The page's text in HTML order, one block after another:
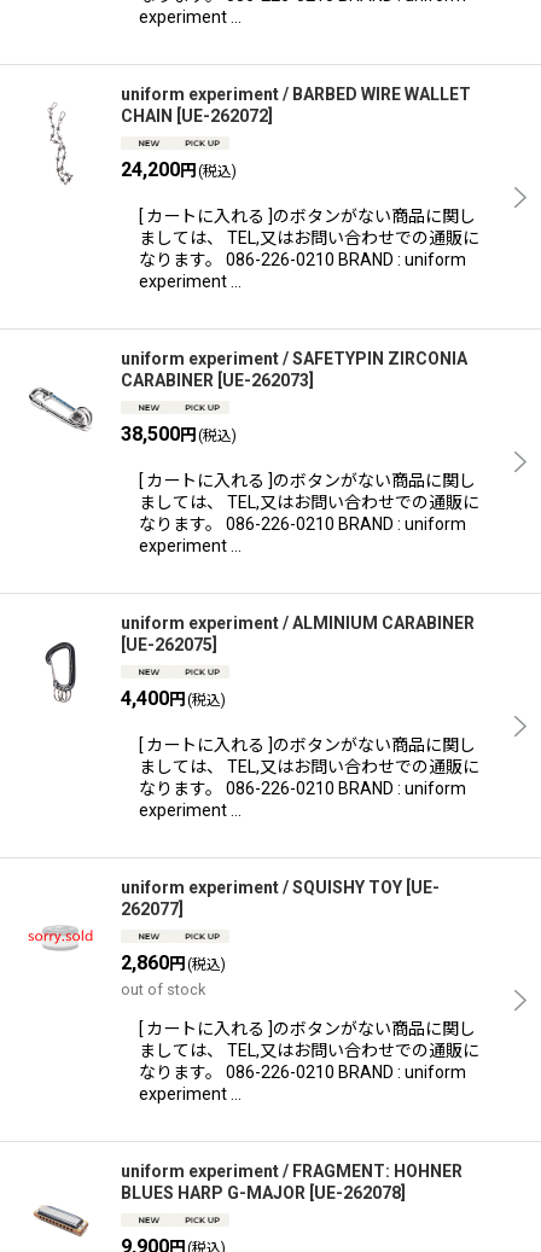
experiment …
uniform experiment / BARBED WIRE WALLET
CHAIN
UE-262072
24,200円 (税込)
[ カートに入れる ]のボタンがない商品に関し
ましては、 TEL,又はお問い合わせでの通販に
なります。 086-226-0210 BRAND : uniform
experiment …
uniform experiment / SAFETYPIN ZIRCONIA
CARABINER UE-262073
38,500円 (税込)
[ カートに入れる ]のボタンがない商品に関し
ましては、 TEL,又はお問い合わせでの通販に
なります。 086-226-0210 BRAND : uniform
experiment …
uniform experiment / ALMINIUM CARABINER
UE-262075
4,400円 (税込)
[ カートに入れる ]のボタンがない商品に関し
ましては、 TEL,又はお問い合わせでの通販に
なります。 086-226-0210 BRAND : uniform
experiment …
uniform experiment / SQUISHY TOY UE-
262077
2,860円 (税込)
out of stock
[ カートに入れる ]のボタンがない商品に関し
ましては、 TEL,又はお問い合わせでの通販に
なります。 086-226-0210 BRAND : uniform
experiment …
uniform experiment / FRAGMENT: HOHNER
BLUES HARP G-MAJOR UE-262078
9,900円 (税込)